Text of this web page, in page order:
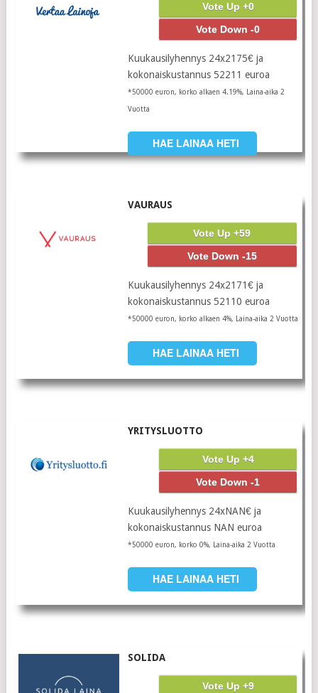
Vote Up +0
Vote Down -0
Kuukausilyhennys 24x2175€ ja
kokonaiskustannus 52211 euroa
*50000 euron, korko alkaen 4.19%, Laina-aika 2
Vuotta
HAE LAINAA HETI
VAURAUS
Vote Up +59
Vote Down -15
Kuukausilyhennys 24x2171€ ja
kokonaiskustannus 52110 euroa
*50000 euron, korko alkaen 4%, Laina-aika 2 Vuotta
HAE LAINAA HETI
YRITYSLUOTTO
Vote Up +4
Vote Down -1
Kuukausilyhennys 24xNAN€ ja
kokonaiskustannus NAN euroa
*50000 euron, korko 0%, Laina-aika 2 Vuotta
HAE LAINAA HETI
SOLIDA
Vote Up +9